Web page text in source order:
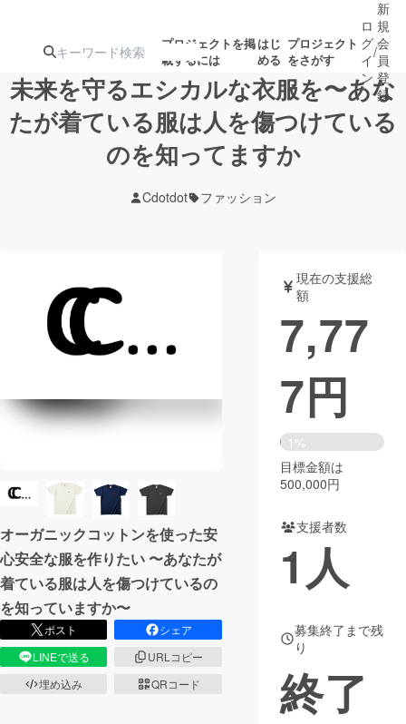
プロジェクトを掲
載するには
はじ
める
プロジェクト
をさがす
注目のリ 注目の新着プロ
ジェクト
募集終了が近いプ
ロジェクト
テクノロジー・ガジェット
映像・映画 書籍・雑誌
チャレンジ
CAMPFIRE for Social Good
CAMPFIRE Creation
CAMPFIREふるさと納税machi-ya コミュニティ
ロ
グ
イ
ン
/
新
規
会
員
登
録
未来を守るエシカルな衣服を〜あな
たが着ている服は人を傷つけている
のを知ってますか
Cdotdot ファッション
オーガニックコットンを使った安
心安全な服を作りたい 〜あなたが
着ている服は人を傷つけているの
を知っていますか〜
ポスト
シェア
LINEで送る
URLコピー
埋め込み
QRコード
現在の支援総
額
7,77
7円
1%
目標金額は
500,000円
支援者数
1人
募集終了まで残
り
終了